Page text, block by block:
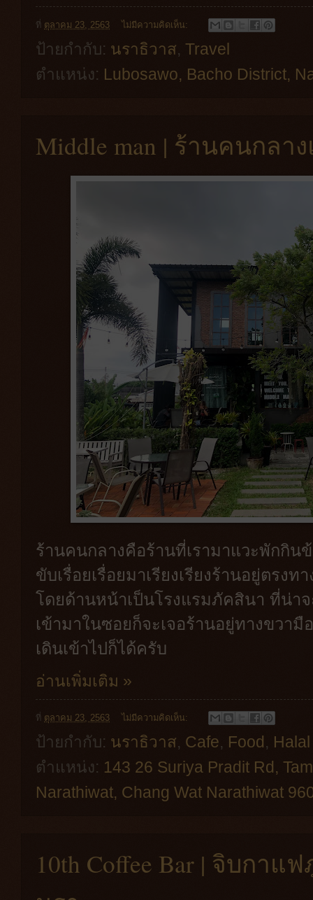
ที่ ตุลาคม 23, 2563 ไม่มีความคิดเห็น:
ป้ายกำกับ: นราธิวาส, Travel
ตำแหน่ง: Lubosawo, Bacho District,
Middle man | ร้านคนกลา
ร้านคนกลางคือร้านที่เรามาแวะพักกิ
ขับเรื่อยเรื่อยมาเรียงเรียงร้านอยู่ตรง
โดยด้านหน้าเป็นโรงแรมภัคสินา ที่น่า
เข้ามาในซอยก็จะเจอร้านอยู่ทางขวา
เดินเข้าไปก็ได้ครับ
อ่านเพิ่มเติม »
ที่ ตุลาคม 23, 2563 ไม่มีความคิดเห็น:
ป้ายกำกับ: นราธิวาส, Cafe, Food ,
ตำแหน่ง: 143 26 Suriya Pradit Rd,
Narathiwat, Chang Wat Narathiwat
10th Coffee Bar | จิบกา